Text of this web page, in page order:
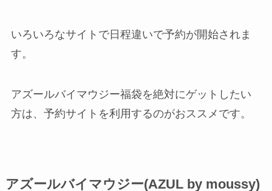
いろいろなサイトで日程違いで予約が開始されま
す。
アズールバイマウジー福袋を絶対にゲットしたい
方は、予約サイトを利用するのがおススメです。
アズールバイマウジー(AZUL by moussy)